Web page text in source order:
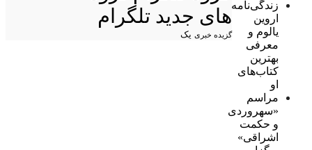
زندگی‌نامه
اروین
یالوم و
معرفی
بهترین
کتاب‌های
او
مراسم
«سهروردی
و حکمت
اشراقی»
های جدید تلگرام
گزیده خبری یک